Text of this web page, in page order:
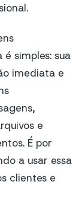
simples: sua
imediata e
e
É por
a usar essa
clientes e